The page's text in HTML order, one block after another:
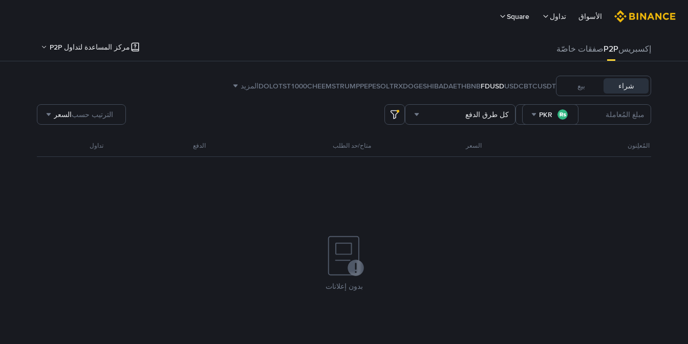
الأسواق تداول Square
إكسبريسP2Pصفقات خاصّة مركز المساعدة لتداول P2P
شراء بيع USDT
BTC
USDC
FDUSD
BNB
ETH
ADA
SHIB
DOGE
TRX
SOL
PEPE
TRUMP
1000CHEEMS
TST
DOLOالمزيد
PKR كل طرق الدفع الترتيب حسبالسعر
المُعلِنون السعر متاح/حد الطلب الدفع تداول
بدون إعلانات